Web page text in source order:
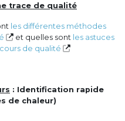
trace de qualité
les différentes méthodes
et quelles sont les astuces
de qualité
: Identification rapide
de chaleur)